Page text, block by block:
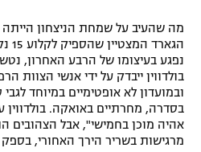
תנאי שימוש
מדיניות פרטיות
תקנון פעילות ספורט 1
אומנויות לחימה
גיימינג E-Sports
מה שהעיב על שמחת הניצחון הייתה
נפגע בעיצומו של הרבע האחרון,
בולדווין ייבדק על ידי אנשי הצוות
ובמועדון לא אופטימיים במיוחד
בסדרה, מחרתיים באואקה. בולדווין
אהיה מוכן בחמישי", אבל הצהובים
מרגישות בשריר הירך האחורי,